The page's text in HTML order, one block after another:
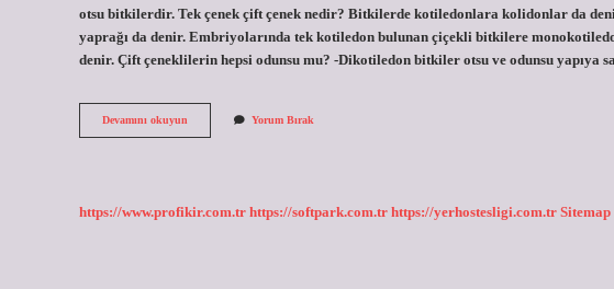
otsu bitkilerdir. Tek çenek çift çenek nedir? Bitkilerde kotiledonlara kolidonlar da
yaprağı da denir. Embriyolarında tek kotiledon bulunan çiçekli bitkilere
denir. Çift çeneklilerin hepsi odunsu mu? -Dikotiledon bitkiler otsu ve odunsu yapıya
Devamını okuyun
Tek
Mi
Yorum Bırak
https://www.profikir.com.tr https://softpark.com.tr https://yerhostesligi.com.tr Sitemap